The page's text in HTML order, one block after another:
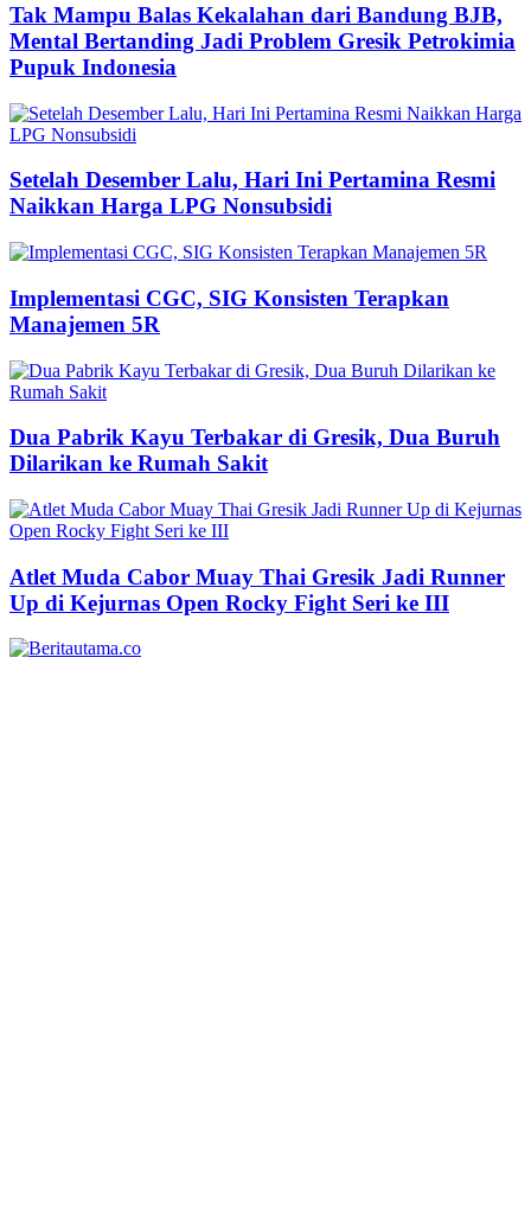
Tak Mampu Balas Kekalahan dari Bandung BJB,
Mental Bertanding Jadi Problem Gresik Petrokimia
Pupuk Indonesia
Setelah Desember Lalu, Hari Ini Pertamina Resmi
Naikkan Harga LPG Nonsubsidi
Implementasi CGC, SIG Konsisten Terapkan
Manajemen 5R
Dua Pabrik Kayu Terbakar di Gresik, Dua Buruh
Dilarikan ke Rumah Sakit
Atlet Muda Cabor Muay Thai Gresik Jadi Runner
Up di Kejurnas Open Rocky Fight Seri ke III